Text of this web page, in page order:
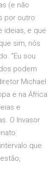
(e não
por outro
ideias, e que
sim, nós
"Eu sou
podem
Michael
e na África
e
O Invasor
que